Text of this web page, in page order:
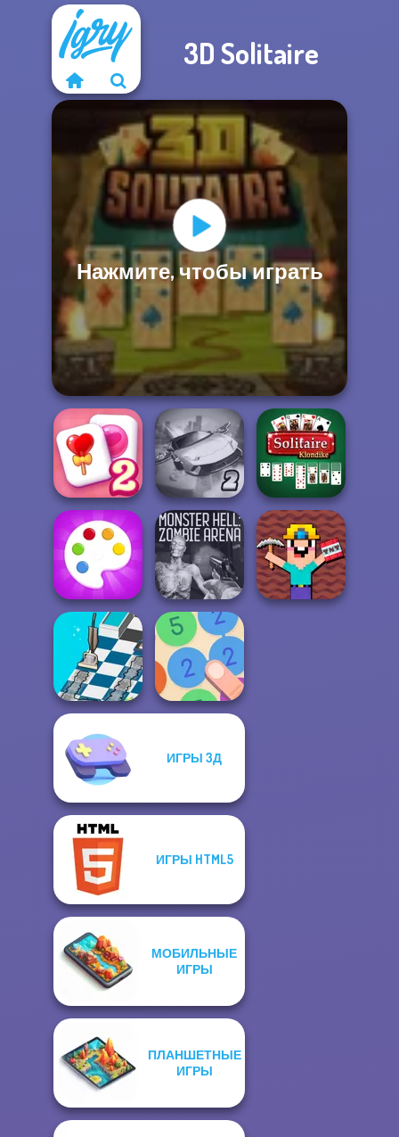
3D Solitaire
Нажмите, чтобы играть
Solitaire
Mahjong Candy 2
Ultimate Flying
Car 2
Solitaire
Klondike
Fun Colors
Monster Hell:
Zombie Arena
Dusty Maze
Hunter
ИГРЫ 3Д
ИГРЫ HTML5
МОБИЛЬНЫЕ
ИГРЫ
ПЛАНШЕТНЫЕ
ИГРЫ